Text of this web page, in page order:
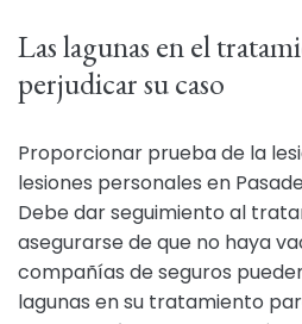
Las lagunas en el
perjudicar su caso
Proporcionar prueba de la
lesiones personales en
Debe dar seguimiento al
asegurarse de que no haya
compañías de seguros
lagunas en su tratamiento